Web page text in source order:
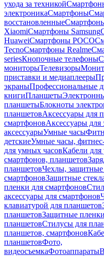
ухода за техникой
электроникаСмартфоны
восстановленные
XiaomiСмартфоны Samsung
HuaweiСмартфоны POCO
TecnoСмартфоны Realme
seriesКнопочные телефоны
мониторыТелевизоры
приставки и медиаплееры
экраныПрофессиональные
книгиПланшеты
планшетыБлокноты
планшетовАксессуары для
смартфоновАксессуары
аксессуарыУмные часы
детскиеУмные часы,
для умных часовКабели
смартфонов, планшетов
планшетовЧехлы, защитные
смартфоновЗащитные
пленки для смартфонов
аксессуары для смартфонов
клавиатурой для планшетов
планшетовЗащитные
планшетовСтилусы для
планшетов, смартфонов
планшетовФото,
видеосъемкаФотоаппараты